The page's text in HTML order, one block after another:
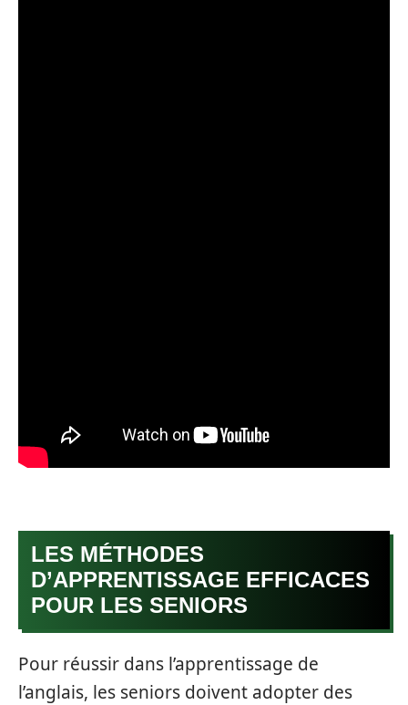
LES MÉTHODES
D’APPRENTISSAGE EFFICACES
POUR LES SENIORS
Pour réussir dans l’apprentissage de
l’anglais, les seniors doivent adopter des